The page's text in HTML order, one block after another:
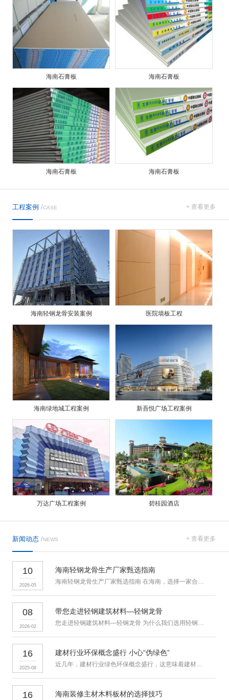
海南石膏板 海南石膏板
海南石膏板 海南石膏板
工程案例 /CASE + 查看更多
海南轻钢龙骨安装案例 医院墙板工程
海南绿地城工程案例 新吾悦广场工程案例
万达广场工程案例 碧桂园酒店
新闻动态 /NEWS + 查看更多
10
2026-05
海南轻钢龙骨生产厂家甄选指南
海南轻钢龙骨生产厂家甄选指南 在海南，选择一家合适的轻钢龙骨生
08
2026-02
带您走进轻钢建筑材料—轻钢龙骨
您走进轻钢建筑材料—轻钢龙骨 为什么我们选用轻钢龙骨？ 吊顶
16
2025-08
建材行业环保概念盛行 小心“伪绿色”
近几年，建材行业绿色环保概念盛行，这意味着建材行业迎来全新的发
16 海南装修主材木料板材的选择技巧